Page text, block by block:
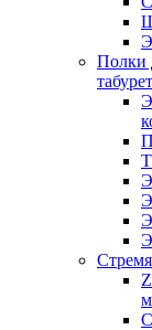
Полки